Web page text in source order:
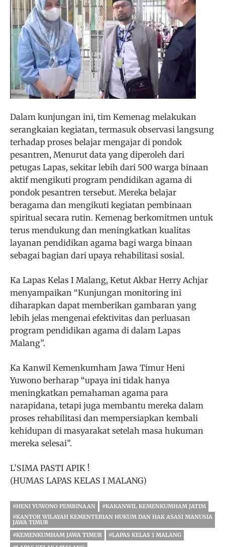
Dalam kunjungan ini, tim Kemenag melakukan
serangkaian kegiatan, termasuk observasi langsung
terhadap proses belajar mengajar di pondok
pesantren, Menurut data yang diperoleh dari
petugas Lapas, sekitar lebih dari 500 warga binaan
aktif mengikuti program pendidikan agama di
pondok pesantren tersebut. Mereka belajar
beragama dan mengikuti kegiatan pembinaan
spiritual secara rutin. Kemenag berkomitmen untuk
terus mendukung dan meningkatkan kualitas
layanan pendidikan agama bagi warga binaan
sebagai bagian dari upaya rehabilitasi sosial.
Ka Lapas Kelas I Malang, Ketut Akbar Herry Achjar
menyampaikan “Kunjungan monitoring ini
diharapkan dapat memberikan gambaran yang
lebih jelas mengenai efektivitas dan perluasan
program pendidikan agama di dalam Lapas
Malang”.
Ka Kanwil Kemenkumham Jawa Timur Heni
Yuwono berharap “upaya ini tidak hanya
meningkatkan pemahaman agama para
narapidana, tetapi juga membantu mereka dalam
proses rehabilitasi dan mempersiapkan kembali
kehidupan di masyarakat setelah masa hukuman
mereka selesai”.
L’SIMA PASTI APIK !
(HUMAS LAPAS KELAS I MALANG)
#HENI YUWONO PEMBINAAN
#KAKANWIL KEMENKUMHAM JATIM
#KANTOR WILAYAH KEMENTERIAN HUKUM DAN HAK ASASI MANUSIA
JAWA TIMUR
#KEMENKUMHAM JAWA TIMUR
#LAPAS KELAS 1 MALANG